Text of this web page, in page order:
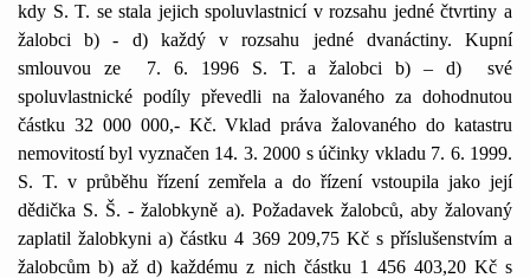
kdy S. T. se stala jejich spoluvlastnicí v rozsahu jedné čtvrtiny a
žalobci b) - d) každý v rozsahu jedné dvanáctiny. Kupní
smlouvou ze
7. 6. 1996 S. T. a žalobci b) – d)
své
spoluvlastnické podíly převedli na žalovaného za dohodnutou
částku 32 000 000,- Kč. Vklad práva žalovaného do katastru
nemovitostí byl vyznačen 14. 3. 2000 s účinky vkladu 7. 6. 1999.
S. T. v průběhu řízení zemřela a do řízení vstoupila jako její
dědička S. Š. - žalobkyně a). Požadavek žalobců, aby žalovaný
zaplatil žalobkyni a) částku 4 369 209,75 Kč s příslušenstvím a
žalobcům b) až d) každému z nich částku 1 456 403,20 Kč s